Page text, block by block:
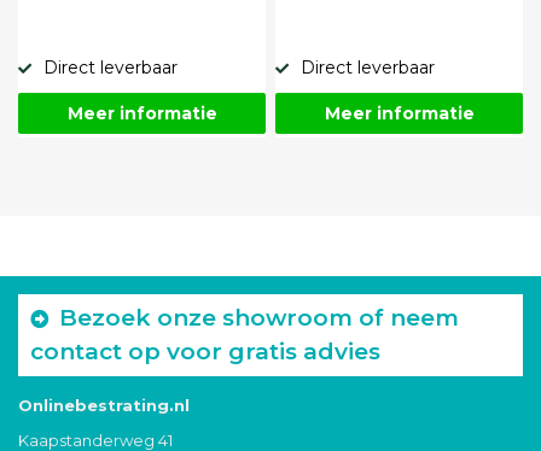
Direct leverbaar
Meer informatie
Direct leverbaar
Meer informatie
Bezoek onze showroom of neem
contact op voor gratis advies
Onlinebestrating.nl
Kaapstanderweg 41